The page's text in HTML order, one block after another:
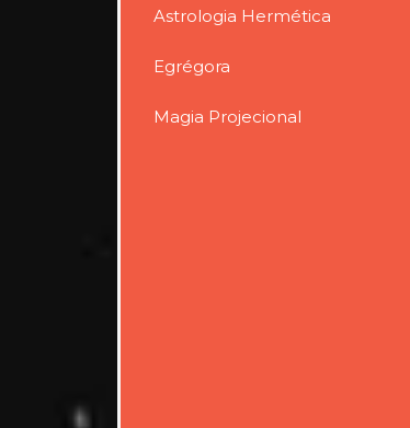
Astrologia Hermética
Egrégora
Magia Projecional